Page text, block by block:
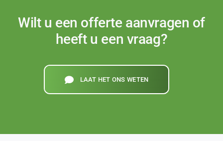
Wilt u een offerte aanvragen of
heeft u een vraag?
LAAT HET ONS WETEN